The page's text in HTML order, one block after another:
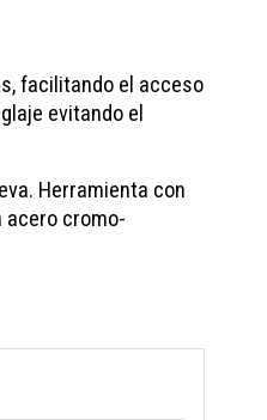
facilitando el acceso
evitando el
Herramienta con
acero cromo-